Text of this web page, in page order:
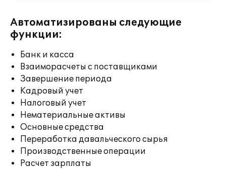
Автоматизированы следующие
функции:
Банк и касса
Взаиморасчеты с поставщиками
Завершение периода
Кадровый учет
Налоговый учет
Нематериальные активы
Основные средства
Переработка давальческого сырья
Производственные операции
Расчет зарплаты